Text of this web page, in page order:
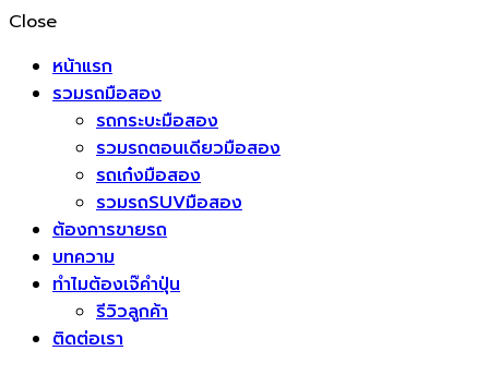
Close
หน้าแรก
รวมรถมือสอง
รถกระบะมือสอง
รวมรถตอนเดียวมือสอง
รถเก๋งมือสอง
รวมรถSUVมือสอง
ต้องการขายรถ
บทความ
ทำไมต้องเจ๊คำปุ่น
รีวิวลูกค้า
ติดต่อเรา